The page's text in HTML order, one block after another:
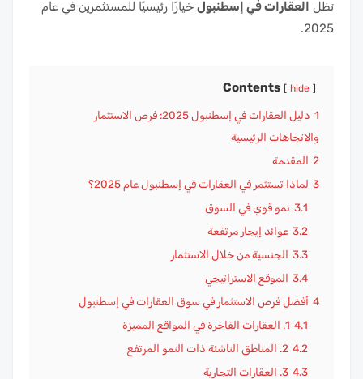
تظل العقارات في إسطنبول خيارًا رئيسيًا للمستثمرين في عام
2025.
Contents hide
1
دليل العقارات في إسطنبول 2025: فرص الاستثمار
والاتجاهات الرئيسية
2 المقدمة
3 لماذا تستثمر في العقارات في إسطنبول عام 2025؟
3.1 نمو قوي في السوق
3.2 عوائد إيجار مرتفعة
3.3 الجنسية من خلال الاستثمار
3.4 الموقع الاستراتيجي
4 أفضل فرص الاستثمار في سوق العقارات في إسطنبول
4.1 1. العقارات الفاخرة في المواقع المميزة
4.2 2. المناطق الناشئة ذات النمو المرتفع
4.3 3. العقارات التجارية